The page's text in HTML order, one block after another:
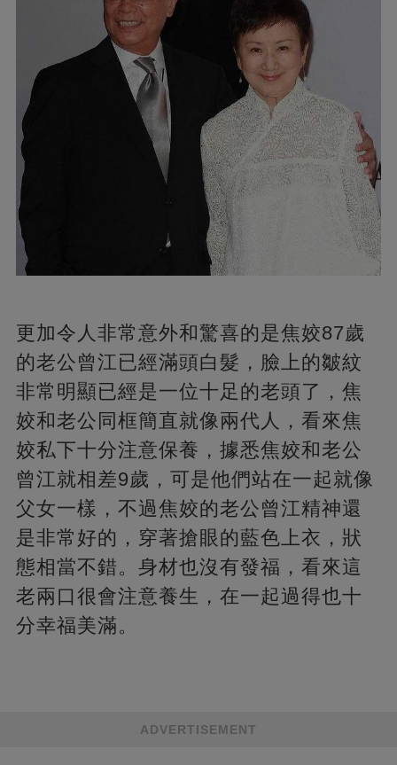
更加令人非常意外和驚喜的是焦姣87歲
的老公曾江已經滿頭白髮，臉上的皺紋
非常明顯已經是一位十足的老頭了，焦
姣和老公同框簡直就像兩代人，看來焦
姣私下十分注意保養，據悉焦姣和老公
曾江就相差9歲，可是他們站在一起就像
父女一樣，不過焦姣的老公曾江精神還
是非常好的，穿著搶眼的藍色上衣，狀
態相當不錯。身材也沒有發福，看來這
老兩口很會注意養生，在一起過得也十
分幸福美滿。
ADVERTISEMENT